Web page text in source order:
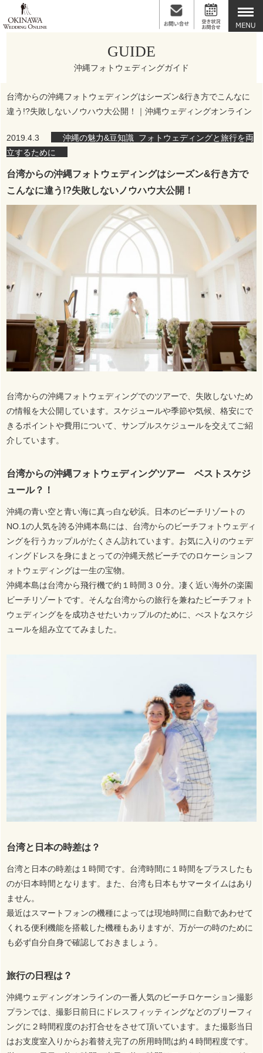
GUIDE
沖縄フォトウェディングガイド
台湾からの沖縄フォトウェディングはシーズン&行き方でこんなに
違う!?失敗しないノウハウ大公開！｜沖縄ウェディングオンライン
2019.4.3 沖縄の魅力&豆知識 フォトウェディングと旅行を両
立するために
台湾からの沖縄フォトウェディングはシーズン&行き方で
こんなに違う!?失敗しないノウハウ大公開！
台湾からの沖縄フォトウェディングでのツアーで、失敗しないため
の情報を大公開しています。スケジュールや季節や気候、格安にで
きるポイントや費用について、サンプルスケジュールを交えてご紹
介しています。
台湾からの沖縄フォトウェディングツアー ベストスケジ
ュール？！
沖縄の青い空と青い海に真っ白な砂浜。日本のビーチリゾートの
NO.1の人気を誇る沖縄本島には、台湾からのビーチフォトウェディ
ングを行うカップルがたくさん訪れています。お気に入りのウェデ
ィングドレスを身にまとっての沖縄天然ビーチでのロケーションフ
ォトウェディングは一生の宝物。
沖縄本島は台湾から飛行機で約１時間３０分。凄く近い海外の楽園
ビーチリゾートです。そんな台湾からの旅行を兼ねたビーチフォト
ウェディングをを成功させたいカップルのために、べストなスケジ
ュールを組み立ててみました。
台湾と日本の時差は？
台湾と日本の時差は１時間です。台湾時間に１時間をプラスしたも
のが日本時間となります。また、台湾も日本もサマータイムはあり
ません。
最近はスマートフォンの機種によっては現地時間に自動であわせて
くれる便利機能を搭載した機種もありますが、万が一の時のために
も必ず自分自身で確認しておきましょう。
旅行の日程は？
沖縄ウェディングオンラインの一番人気のビーチロケーション撮影
プランでは、撮影日前日にドレスフィッティングなどのブリーフィ
ングに２時間程度のお打合せをさせて頂いています。また撮影当日
はお支度室入りからお着替え完了の所用時間は約４時間程度です。